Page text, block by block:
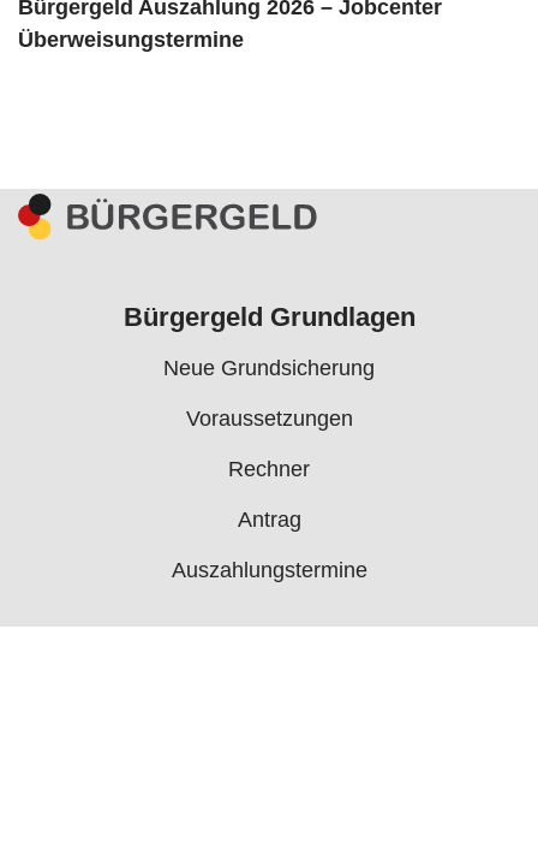
Bürgergeld Auszahlung 2026 – Jobcenter
Überweisungstermine
Bürgergeld Grundlagen
Neue Grundsicherung
Voraussetzungen
Rechner
Antrag
Auszahlungstermine